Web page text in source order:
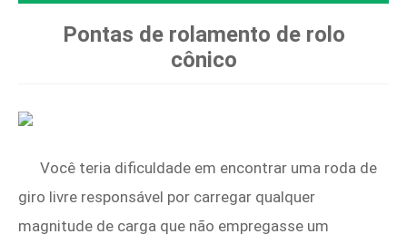
Pontas de rolamento de rolo
cônico
Você teria dificuldade em encontrar uma roda de
giro livre responsável por carregar qualquer
magnitude de carga que não empregasse um